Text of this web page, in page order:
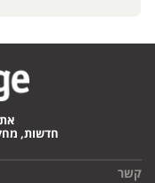
חדשות,
קשר